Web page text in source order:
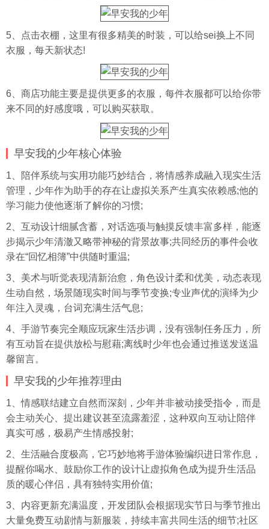
5、点击衣棚，这里有很多精美的时装，可以给sei换上不同
衣服，每天新状态!
6、商店功能主要是提供更多的衣服，每件衣服都可以给你带
来不同的好感度哦，可以购买获取。
早安我的少年核心体验
1、陪伴系统与实用功能巧妙结合，将情感养成融入现实生活
管理，少年作为助手的存在让虚拟关系产生真实依赖感;他的
学习能力使他逐渐了解你的习惯;
2、互动设计细腻含蓄，对话选项与触摸反馈丰富多样，能逐
步揭示少年清澈又略带神秘的背景故事;共同经历的事件会收
录在“回忆相簿”中供随时重温;
3、美术与听觉表现清新治愈，角色设计柔和优美，动态表现
生动自然，场景随现实时间与季节变换;专业声优的演绎为少
年注入灵魂，台词充满生活气息;
4、手游节奏完全顺应玩家生活步调，没有强制任务压力，所
有互动旨在提供放松与慰藉;离线时少年也会通过推送发送温
馨留言。
早安我的少年推荐理由
1、情感联结建立自然而深刻，少年并非被动接受指令，而是
会主动关心、提出建议甚至流露羞涩，这种双向互动让陪伴
真实可感，极易产生情感投射;
2、生活融合度极高，它巧妙地将手游体验编织进日常作息，
提醒你喝水、鼓励你工作的设计让虚拟角色成为提升生活品
质的暖心伴侣，具有独特实用价值;
3、内容更新充满温度，开发团队会根据现实节日与季节推出
大量免费互动剧情与新服装，持续丰富共同生活的细节;社区